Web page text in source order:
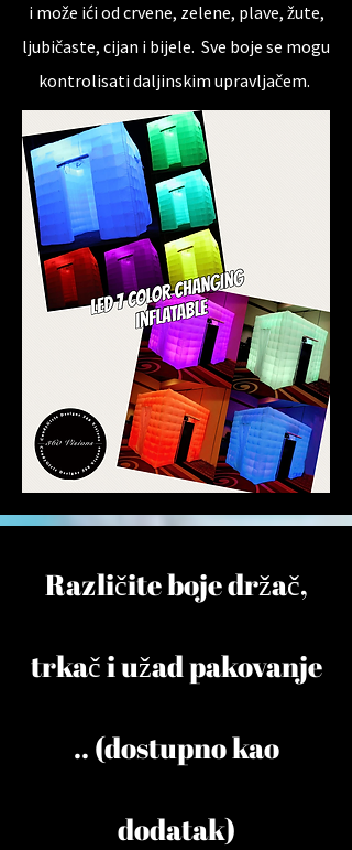
i može ići od crvene, zelene, plave, žute,
ljubičaste, cijan i bijele. Sve boje se mogu
kontrolisati daljinskim upravljačem.
Različite boje držač,
trkač i užad​ pakovanje
.. (dostupno kao
dodatak)